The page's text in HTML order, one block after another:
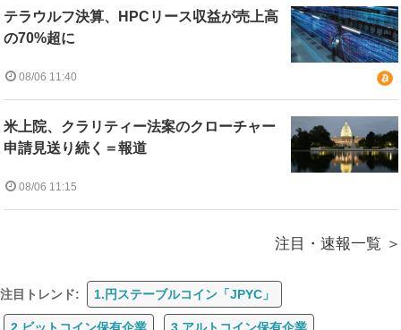
テラウルフ決算、HPCリース収益が売上高
の70%超に
08/06 11:40
米上院、クラリティー法案のクローチャー
申請見送り続く＝報道
08/06 11:15
注目・速報一覧
注目トレンド: 1.円ステーブルコイン「JPYC」